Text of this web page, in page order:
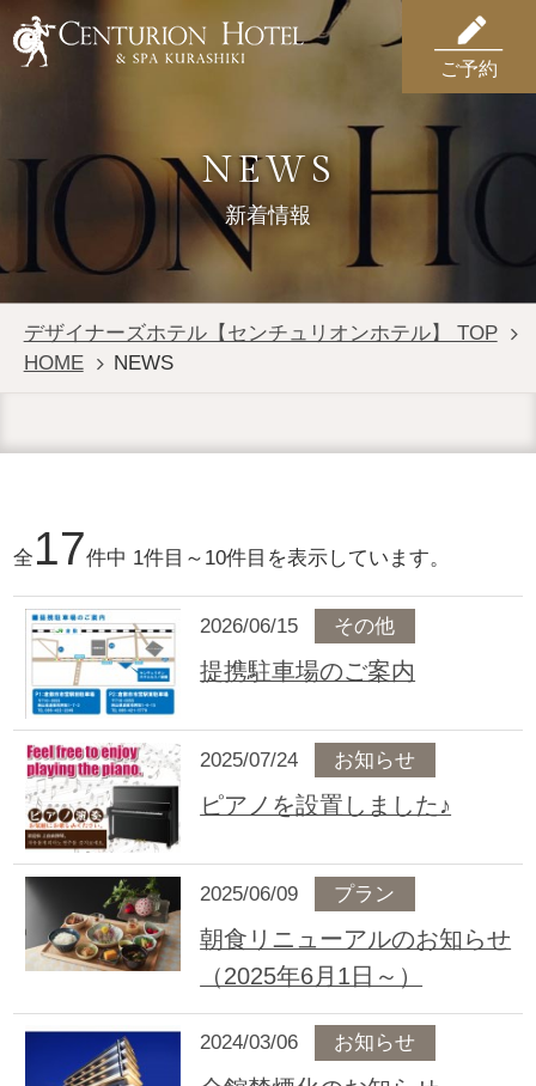
ご予約
NEWS
新着情報
デザイナーズホテル【センチュリオンホテル】 TOP
HOME
NEWS
全 17件中 1件目～10件目を表示しています。
2026/06/15 その他
提携駐車場のご案内
2025/07/24 お知らせ
ピアノを設置しました♪
2025/06/09 プラン
朝食リニューアルのお知らせ
（2025年6月1日～）
2024/03/06 お知らせ